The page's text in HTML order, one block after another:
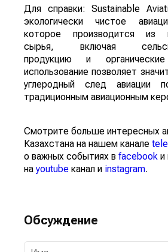
Для справки: Sustainable
экологически чистое
которое производится из
сырья, включая
продукцию и
использование позволяет
углеродный след авиации
традиционным авиационным
Смотрите больше интересных
Казахстана на нашем канале
о важных событиях в facebook и
наyoutube канал и instagram.
Обсуждение